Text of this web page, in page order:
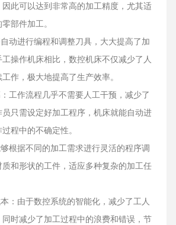
此可以达到非常高的加工精度，尤其适
部件加工。
进行编程和调整刀具，大大提高了加
操作机床相比，数控机床不仅减少了人
作，极大地提高了生产效率。
作流程几乎不需要人工干预，减少了
员只需设定好加工程序，机床就能自动进
程中的不确定性。
据不同的加工需求进行灵活的程序调
和形状的工件，适应多种复杂的加工任
由于数控系统的智能化，减少了工人
时减少了加工过程中的浪费和错误，节